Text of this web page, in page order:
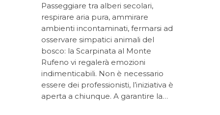
Passeggiare tra alberi secolari,
respirare aria pura, ammirare
ambienti incontaminati, fermarsi ad
osservare simpatici animali del
bosco: la Scarpinata al Monte
Rufeno vi regalerà emozioni
indimenticabili. Non è necessario
essere dei professionisti, l’iniziativa è
aperta a chiunque. A garantire la…